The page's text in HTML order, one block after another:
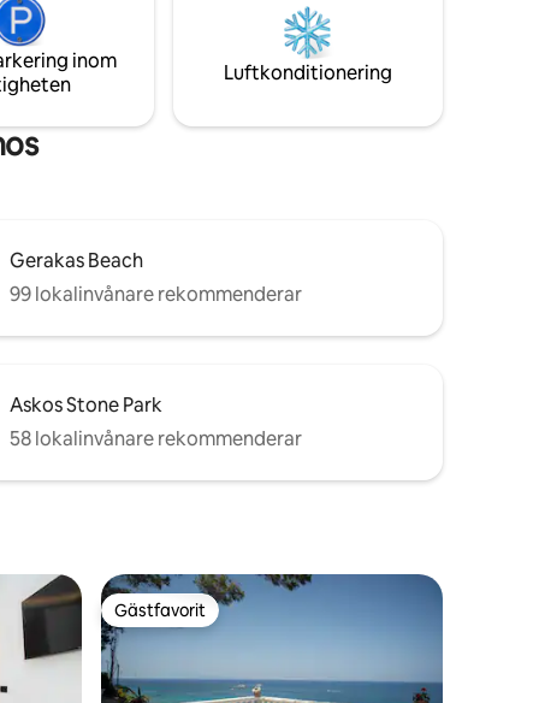
interiörer med stora utomhusterrasser
och en oändlighetsbassäng som verkar
smälta samman med havet på andra
inom
Luftkonditionering
Gerakas Beach
99 lokalinvånare rekommenderar
Askos Stone Park
58 lokalinvånare rekommenderar
Gästfavorit
Gästfavorit